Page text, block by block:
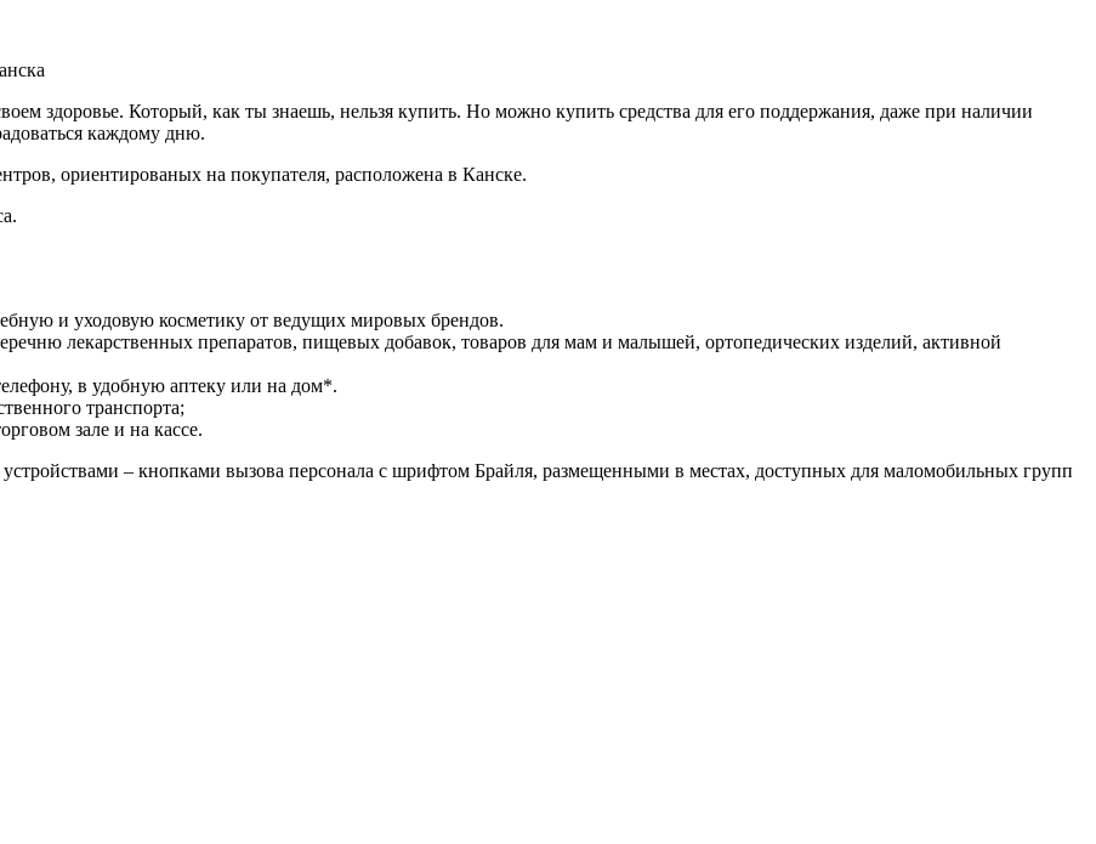
здоровье. Который, как ты знаешь, нельзя купить. Но можно купить средства для его поддержания, даже при наличии
каждому дню.
ориентированых на покупателя, расположена в Канске.
и уходовую косметику от ведущих мировых брендов.
лекарственных препаратов, пищевых добавок, товаров для мам и малышей, ортопедических изделий, активной
в удобную аптеку или на дом*.
транспорта;
зале и на кассе.
– кнопками вызова персонала с шрифтом Брайля, размещенными в местах, доступных для маломобильных групп